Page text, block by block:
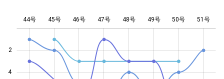
2
4
44号 45号 46号 47号 48号 49号 50号 51号